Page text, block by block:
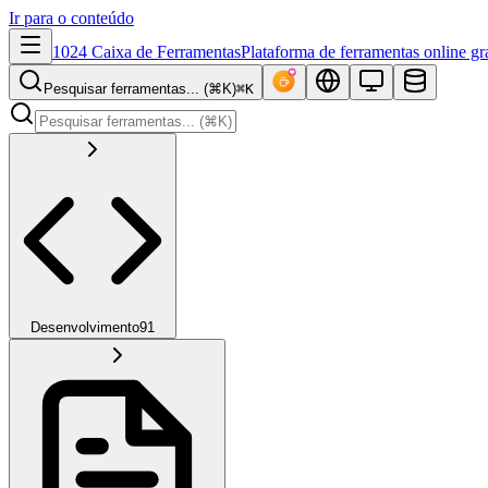
Ir para o conteúdo
1024 Caixa de FerramentasPlataforma de ferramentas online
Pesquisar ferramentas... (⌘K)⌘K
Desenvolvimento91